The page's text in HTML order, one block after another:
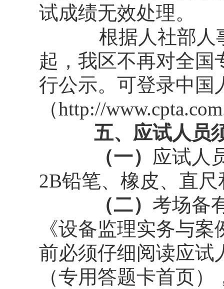
试成绩无效处理。
根据人社部人
起，我区不再对全国
行公示。可登录中国
（http://
五、应试人员
（一） 应试人
2B铅笔、橡皮、直
（二） 考场备
《设备监理实务与
前必须仔细阅读应试
（专用答题卡首页